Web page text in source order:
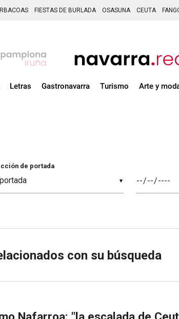
FIESTAS DE BURLADA OSASUNA CEUTA
Letras Gastronavarra Turismo Arte y
▼
de portada
con su búsqueda